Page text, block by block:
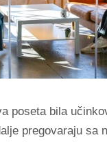
poseta bila
pregovaraju sa